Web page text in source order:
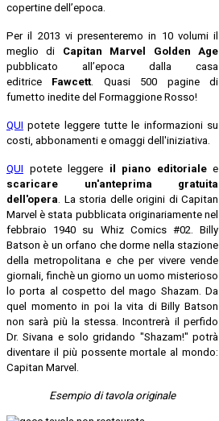
copertine dell’epoca.
Per il 2013 vi presenteremo in 10 volumi il
meglio di Capitan Marvel Golden Age
pubblicato all’epoca dalla casa
editrice Fawcett . Quasi 500 pagine di
fumetto inedite del Formaggione Rosso!
QUI potete leggere tutte le informazioni su
costi, abbonamenti e omaggi dell'iniziativa.
QUI potete leggere il piano editorialee
scaricare un'anteprima gratuita
dell'opera La storia delle origini di Capitan
Marvel è stata pubblicata originariamente nel
febbraio 1940 su Whiz Comics #02. Billy
Batson è un orfano che dorme nella stazione
della metropolitana e che per vivere vende
giornali, finchè un giorno un uomo misterioso
lo porta al cospetto del mago Shazam. Da
quel momento in poi la vita di Billy Batson
non sarà più la stessa. Incontrerà il perfido
Dr. Sivana e solo gridando "Shazam!" potrà
diventare il più possente mortale al mondo:
Capitan Marvel.
Esempio di tavola originale